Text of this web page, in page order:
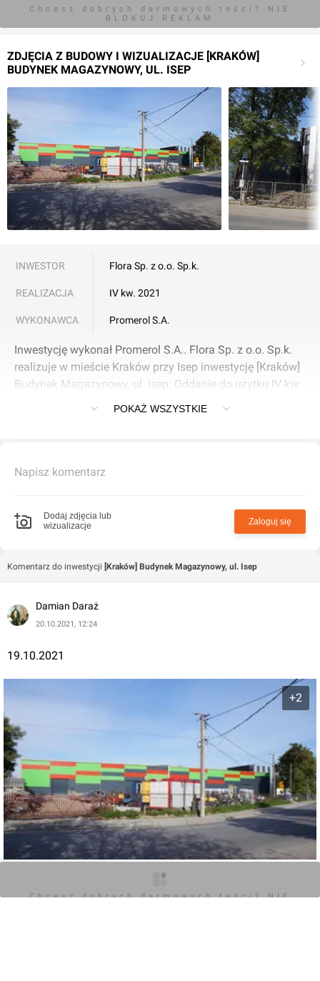
Chcesz dobrych darmowych teści? NIE
BLOKUJ REKLAM
ZDJĘCIA Z BUDOWY I WIZUALIZACJE [KRAKÓW]
BUDYNEK MAGAZYNOWY, UL. ISEP
INWESTOR Flora Sp. z o.o. Sp.k.
REALIZACJA IV kw. 2021
WYKONAWCA Promerol S.A.
Inwestycję wykonał Promerol S.A.. Flora Sp. z o.o. Sp.k.
realizuje w mieście Kraków przy Isep inwestycję [Kraków]
Budynek Magazynowy, ul. Isep. Oddanie do użytku IV kw.
POKAŻ WSZYSTKIE
Napisz komentarz
Dodaj zdjęcia lub
wizualizacje
Zaloguj się
Komentarz do inwestycji [Kraków] Budynek Magazynowy, ul. Isep
Damian Daraż
20.10.2021, 12:24
19.10.2021
+2
Chcesz dobrych darmowych teści? NIE